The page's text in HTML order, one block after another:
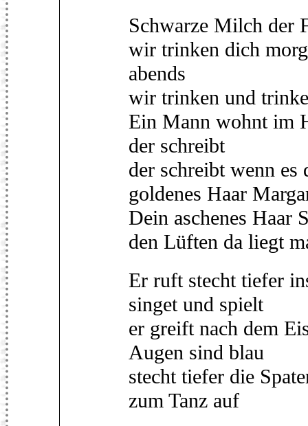
Schwarze Milch der
wir trinken dich
abends
wir trinken und
Ein Mann wohnt im
der schreibt
der schreibt wenn es
goldenes Haar
Dein aschenes Haar
den Lüften da liegt
Er ruft stecht tiefer
singet und spielt
er greift nach dem
Augen sind blau
stecht tiefer die
zum Tanz auf